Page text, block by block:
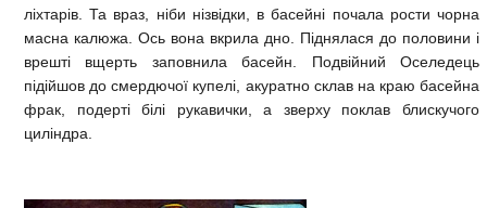
ліхтарів. Та враз, ніби нізвідки, в басейні почала рости чорна
масна калюжа. Ось вона вкрила дно. Піднялася до половини і
врешті вщерть заповнила басейн. Подвійний Оселедець
підійшов до смердючої купелі, акуратно склав на краю басейна
фрак, подерті білі рукавички, а зверху поклав блискучого
циліндра.